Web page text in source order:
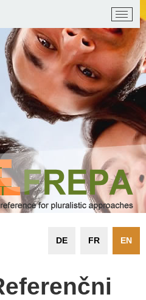
EN
FR
DE